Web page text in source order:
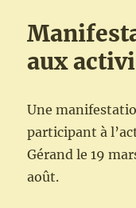
aux
Une
participant à
Gérand le 19
août.